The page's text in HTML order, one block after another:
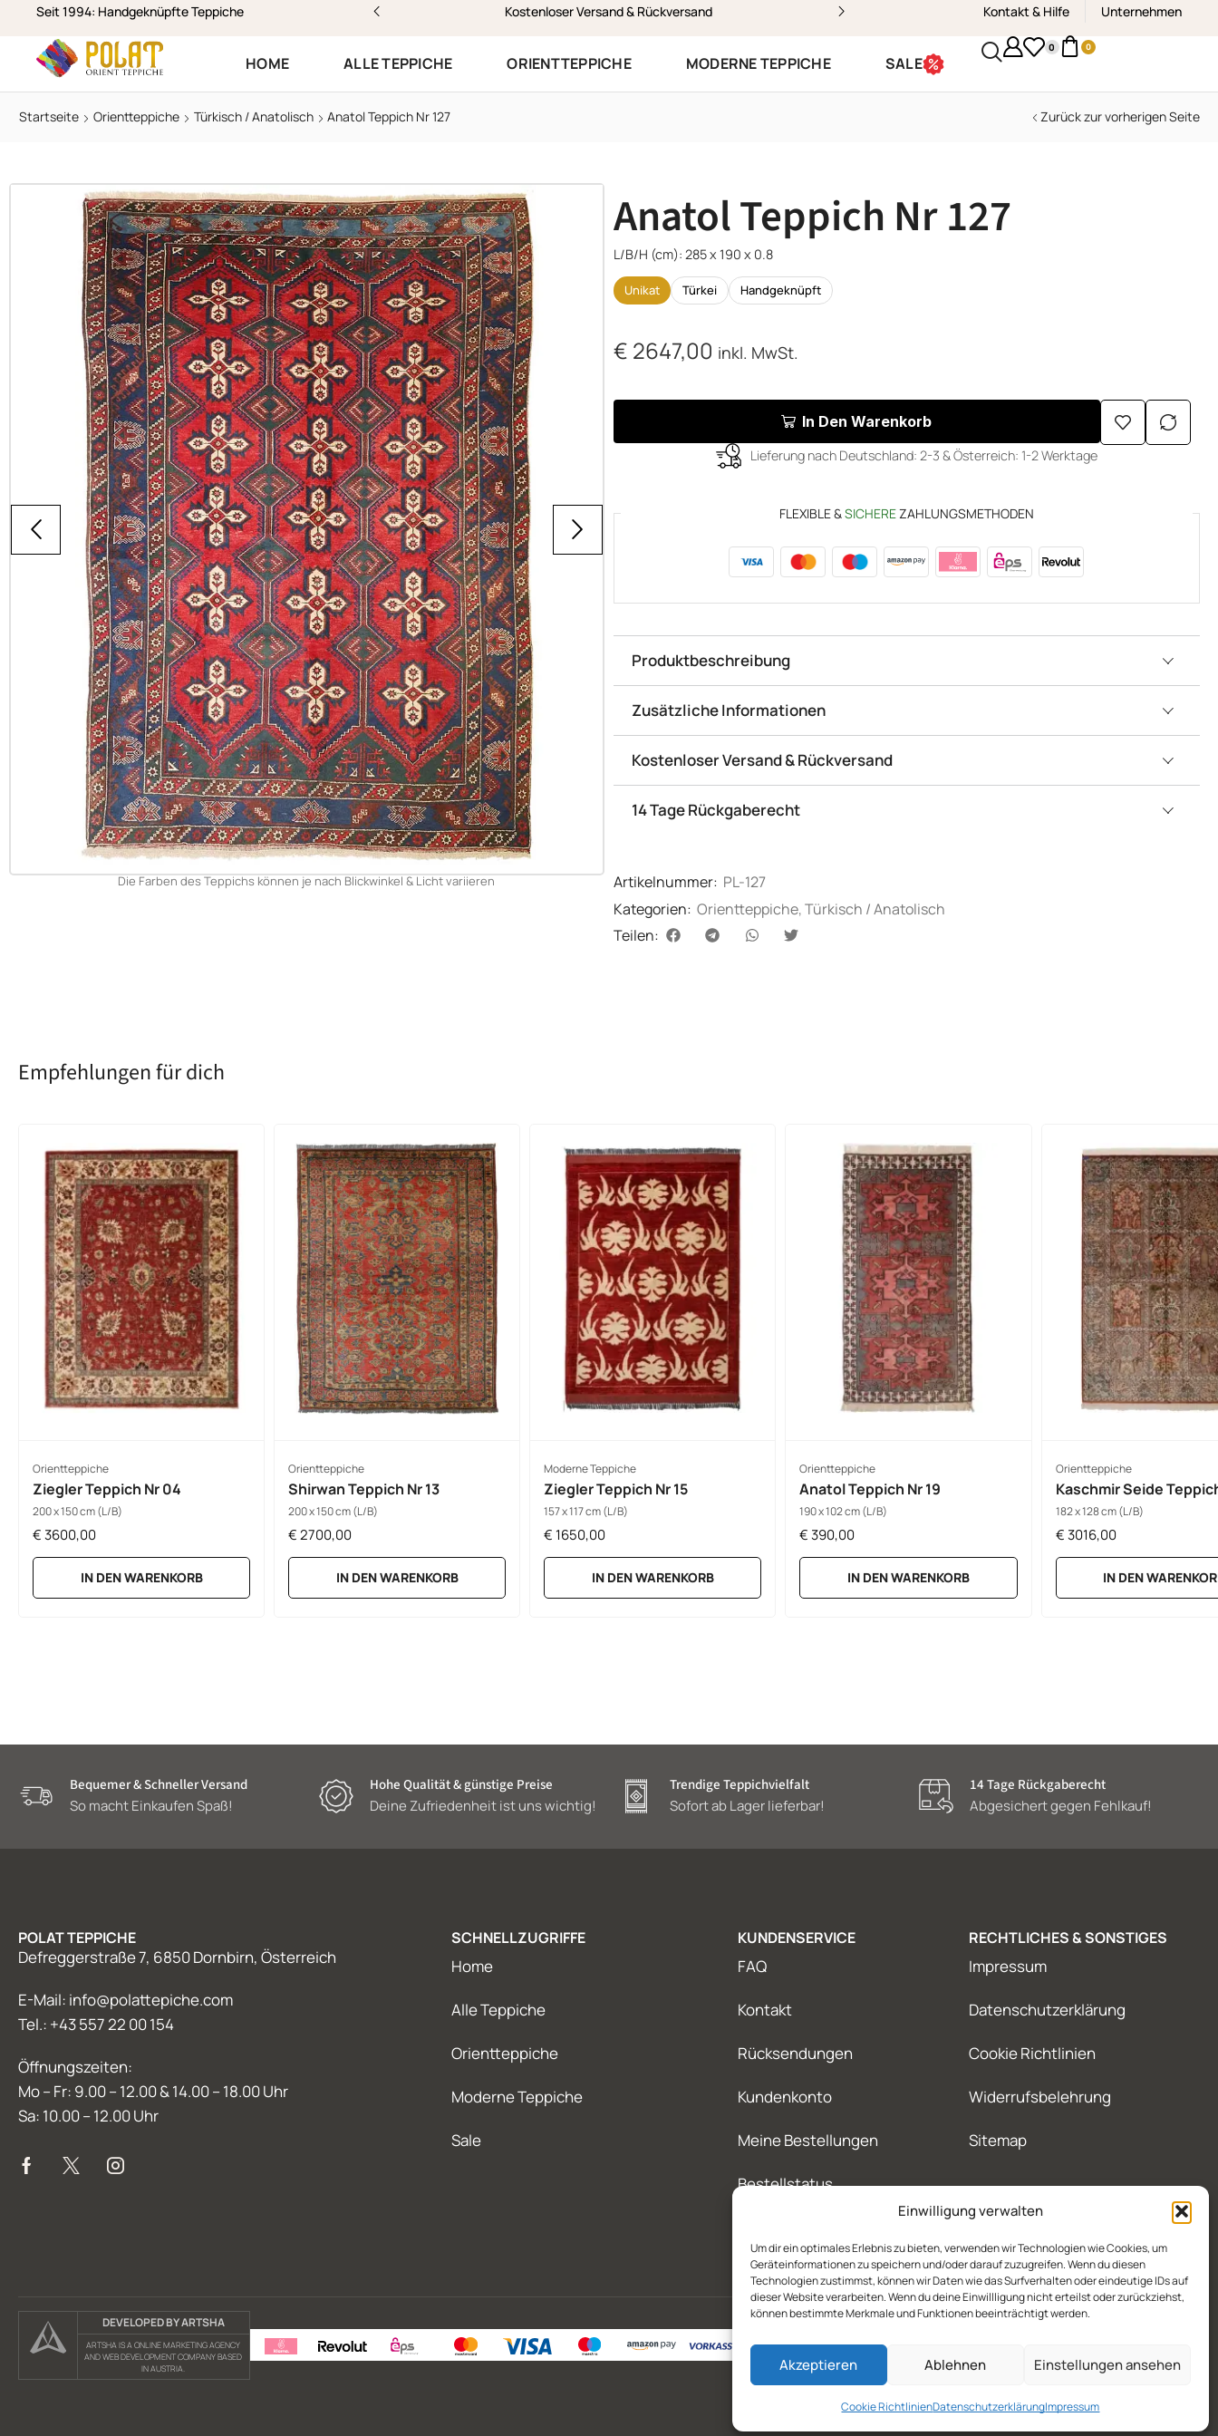
Einwilligung verwalten
Um dir ein optimales Erlebnis zu bieten, verwenden wir Technologien wie Cookies, um
Geräteinformationen zu speichern und/oder darauf zuzugreifen. Wenn du diesen
Technologien zustimmst, können wir Daten wie das Surfverhalten oder eindeutige IDs auf
dieser Website verarbeiten. Wenn du deine Einwillligung nicht erteilst oder zurückziehst,
können bestimmte Merkmale und Funktionen beeinträchtigt werden.
Akzeptieren Ablehnen Einstellungen ansehen
Cookie RichtlinienDatenschutzerklärungImpressum
Seit 1994: Handgeknüpfte Teppiche
Versand & Rückversand Zustellung am selben Werktag in Vorarlberg Kostenloser Versand &
Kontakt & Hilfe Unternehmen
HOME ALLE TEPPICHE ORIENTTEPPICHE MODERNE TEPPICHE SALE
0 0
Startseite Orientteppiche Türkisch / Anatolisch Anatol Teppich Nr 127 Zurück zur vorherigen Seite
Die Farben des Teppichs können je nach Blickwinkel & Licht variieren
Anatol Teppich Nr 127
L/B/H (cm): 285 x 190 x 0.8
Unikat Türkei Handgeknüpft
€ 2647,00 inkl. MwSt.
In Den Warenkorb
Lieferung nach Deutschland: 2-3 & Österreich: 1-2 Werktage
FLEXIBLE &SICHEREZAHLUNGSMETHODEN
Produktbeschreibung
Zusätzliche Informationen
Kostenloser Versand & Rückversand
14 Tage Rückgaberecht
Artikelnummer: PL-127
Kategorien: Orientteppiche,Türkisch / Anatolisch
Teilen:
Empfehlungen für dich
Orientteppiche
Ziegler Teppich Nr 04
200 x 150 cm (L/B)
€ 3600,00
IN DEN WARENKORB
Orientteppiche
Shirwan Teppich Nr 13
200 x 150 cm (L/B)
€2700,00
IN DEN WARENKORB
Moderne Teppiche
Ziegler Teppich Nr 15
157 x 117 cm (L/B)
€ 1650,00
IN DEN WARENKORB
Orientteppiche
Anatol Teppich Nr 19
190 x 102 cm (L/B)
€ 390,00
IN DEN WARENKORB
Orientteppiche
Kaschmir Seide
182 x 128 cm (L/B)
€ 3016,00
IN DEN
Bequemer & Schneller Versand
So macht Einkaufen Spaß!
Hohe Qualität & günstige Preise
Deine Zufriedenheit ist uns wichtig!
Trendige Teppichvielfalt
Sofort ab Lager lieferbar!
14 Tage Rückgaberecht
Abgesichert gegen Fehlkauf!
POLAT TEPPICHE
Defreggerstraße 7, 6850 Dornbirn, Österreich
E-Mail: info@polattepiche.com
Tel.: +43 557 22 00 154
Öffnungszeiten:
Mo – Fr: 9.00 – 12.00 & 14.00 – 18.00 Uhr
Sa: 10.00 – 12.00 Uhr
SCHNELLZUGRIFFE
Home
Alle Teppiche
Orientteppiche
Moderne Teppiche
Sale
KUNDENSERVICE
FAQ
Kontakt
Rücksendungen
Kundenkonto
Meine Bestellungen
Bestellstatus
RECHTLICHES & SONSTIGES
Impressum
Datenschutzerklärung
Cookie Richtlinien
Widerrufsbelehrung
Sitemap
DEVELOPED BY ARTSHA
ARTSHA IS A ONLINE MARKETING AGENCY
AND WEB DEVELOPMENT COMPANY BASED
IN AUSTRIA.